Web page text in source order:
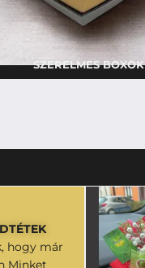
SZERELMES BOXOK
hogy már
Minket